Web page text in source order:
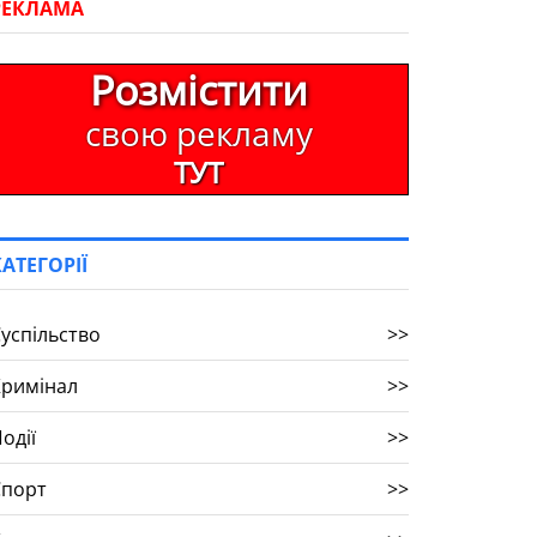
Розмістити
свою рекламу
ТУТ
>>
>>
>>
>>